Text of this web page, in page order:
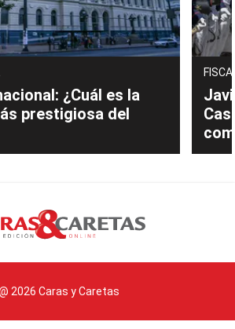
¿Cuál es la
prestigiosa del
2026 Caras y Caretas